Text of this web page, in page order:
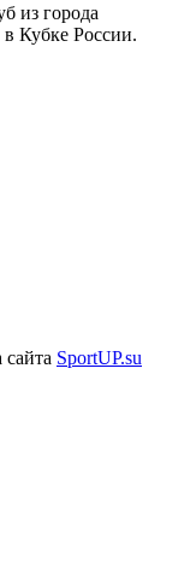
из города
Кубке России.
SportUP.su